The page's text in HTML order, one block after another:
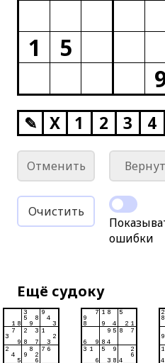
1
5
✎ X 1 2 3 4
Отменить
Очистить
ошибки
Ещё судоку